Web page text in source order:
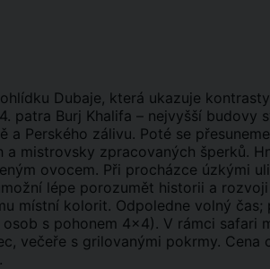
Dubaje, která ukazuje
patra Burj Khalifa – nejvyšší budovy
a Perského zálivu. Poté se
mistrovsky zpracovaných šperků.
ovocem. Při procházce úzkými
lépe porozumět historii a
místní kolorit. Odpoledne volný
s pohonem 4×4). V rámci safari
večeře s grilovanými pokrmy. Cena